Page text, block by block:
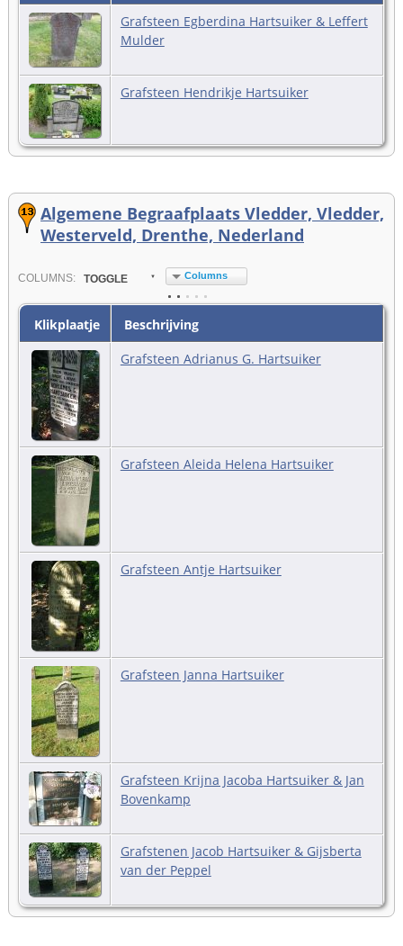
Grafsteen Egberdina Hartsuiker & Leffert
Mulder
Grafsteen Hendrikje Hartsuiker
Algemene Begraafplaats Vledder, Vledder,
Westerveld, Drenthe, Nederland
COLUMN S: TOGGLE Columns
Klikplaatje
Beschrijving
Grafsteen Adrianus G. Hartsuiker
Grafsteen Aleida Helena Hartsuiker
Grafsteen Antje Hartsuiker
Grafsteen Janna Hartsuiker
Grafsteen Krijna Jacoba Hartsuiker & Jan
Bovenkamp
Grafstenen Jacob Hartsuiker & Gijsberta
van der Peppel